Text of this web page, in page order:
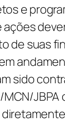
e
de suas
sido